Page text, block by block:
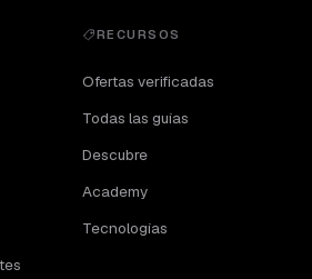
RECURSOS
Ofertas verificadas
Todas las guías
Descubre
Academy
Tecnologías